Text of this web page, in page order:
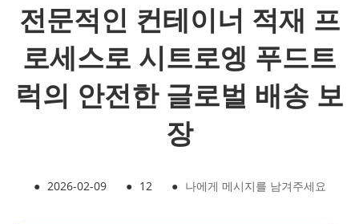
전문적인 컨테이너 적재 프
로세스로 시트로엥 푸드트
럭의 안전한 글로벌 배송 보
장
● 2026-02-09 ● 12 ● 나에게 메시지를 남겨주세요